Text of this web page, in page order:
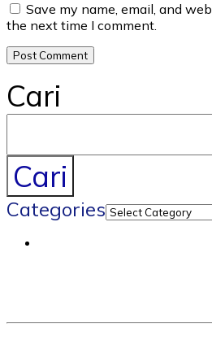
Save my name, email, and
the next time I comment.
Cari
Cari
Categories